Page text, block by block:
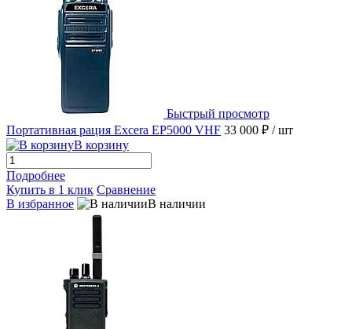
Быстрый просмотр
Портативная рация Excera EP5000 VHF 33 000 ₽ / шт
В корзину
Подробнее
Купить в 1 клик Сравнение
В избранное
В наличии